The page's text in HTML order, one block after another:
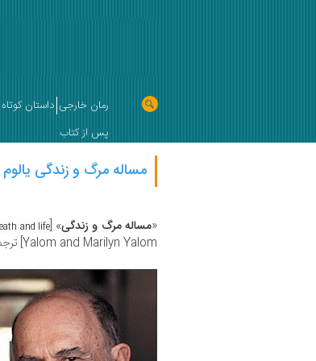
رمان خارجی داستان کوتاه
پس از کتاب
مساله مرگ و زندگی
«مساله مرگ و زندگی» [
and life]
Yalom and Marilyn Yalom]